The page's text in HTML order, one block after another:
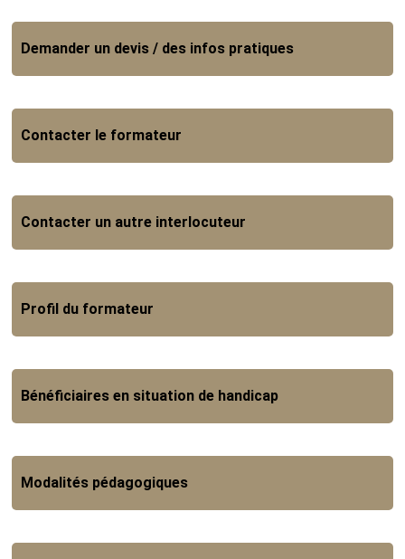
Demander un devis / des infos pratiques
Contacter le formateur
Contacter un autre interlocuteur
Profil du formateur
Bénéficiaires en situation de handicap
Modalités pédagogiques